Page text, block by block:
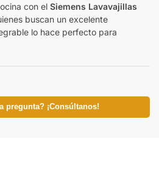
con el Siemens Lavavajillas
buscan un excelente
lo hace perfecto para
pregunta? ¡Consúltanos!